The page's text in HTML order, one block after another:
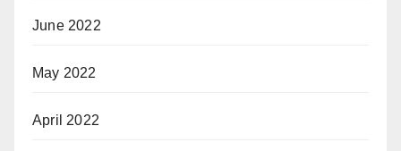
June 2022
May 2022
April 2022